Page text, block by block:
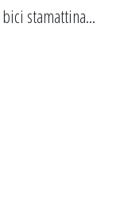
stamattina...